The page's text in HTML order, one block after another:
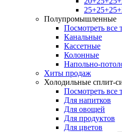
Полупромышленные
Посмотреть все
Канальные
Кассетные
Колонные
Напольно-
Хиты продаж
Холодильные сплит-
Посмотреть все
Для напитков
Для овощей
Для продуктов
Для цветов